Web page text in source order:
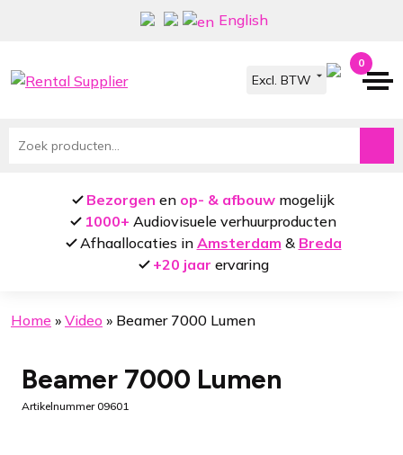
navigatie
inhoud
English
0
Zoeken
Bezorgen en op- & afbouw mogelijk
1000+ Audiovisuele verhuurproducten
Afhaallocaties in Amsterdam & Breda
+20 jaar ervaring
Home » Video » Beamer 7000 Lumen
Beamer 7000 Lumen
Artikelnummer 09601